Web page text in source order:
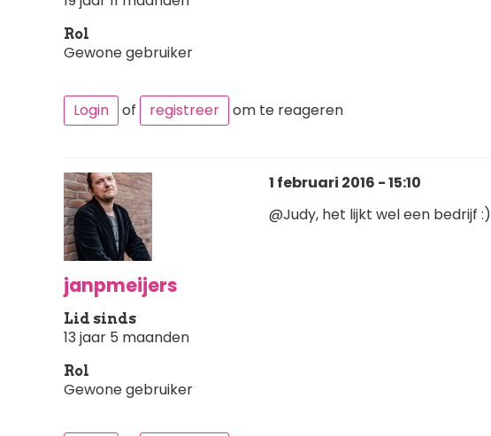
Rol
Gewone gebruiker
Login of registreer om te reageren
janpmeijers
Lid sinds
13 jaar 5 maanden
Rol
Gewone gebruiker
1 februari 2016 - 15:10
@Judy, het lijkt wel een bedrijf :)